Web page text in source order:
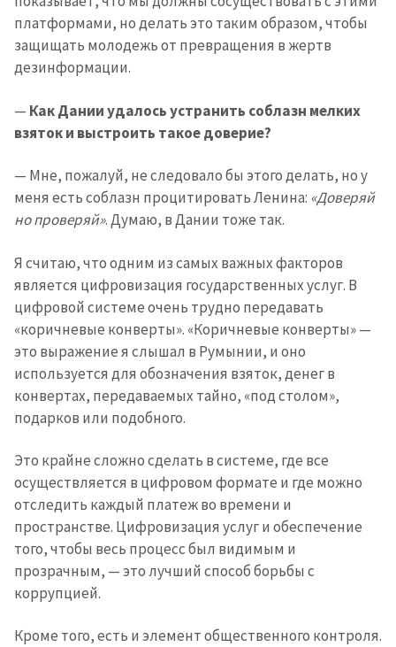
платформами, но делать это таким образом, чтобы
защищать молодежь от превращения в жертв
дезинформации.
— Как Дании удалось устранить соблазн мелких
взяток и выстроить такое доверие?
— Мне, пожалуй, не следовало бы этого делать, но у
меня есть соблазн процитировать Ленина: «Доверяй
но проверяй». Думаю, в Дании тоже так.
Я считаю, что одним из самых важных факторов
является цифровизация государственных услуг. В
цифровой системе очень трудно передавать
«коричневые конверты». «Коричневые конверты» —
это выражение я слышал в Румынии, и оно
используется для обозначения взяток, денег в
конвертах, передаваемых тайно, «под столом»,
подарков или подобного.
Это крайне сложно сделать в системе, где все
осуществляется в цифровом формате и где можно
отследить каждый платеж во времени и
пространстве. Цифровизация услуг и обеспечение
того, чтобы весь процесс был видимым и
прозрачным, — это лучший способ борьбы с
коррупцией.
Кроме того, есть и элемент общественного контроля.
КОНТАКТНЫЙ ИСТОЧНИК
Электронная почта
+ Мой email
Телефон+ Личный телефон
Я прочитал(а) и согласен(на)
сполитикой
ОТПРАВИТЬ НОВОСТЬ